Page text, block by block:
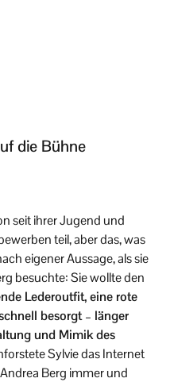
die Bühne
seit ihrer Jugend und
teil, aber das, was
eigener Aussage, als sie
besuchte: Sie wollte den
Lederoutfit, eine rote
besorgt – länger
und Mimik des
Sylvie das Internet
Berg immer und